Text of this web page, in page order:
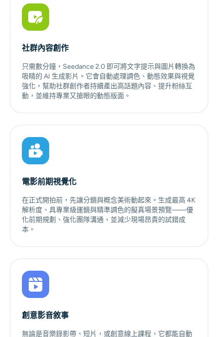
社群內容創作
只需數分鐘，Seedance 2.0 即可將文字提示與圖片轉換為
吸睛的 AI 生成影片。它會自動處理調色、動態效果與視覺
強化，幫助社群創作者持續產出高話題內容、提升粉絲互
動，並維持專業又搶眼的動態版面。
電影前期視覺化
在正式開拍前，先讓分鏡與概念美術動起來。生成最高 4K
解析度、具專業級運鏡與精準調色的擬真場景預覽——優
化前期規劃、強化團隊溝通，並減少現場昂貴的試錯成
本。
創意影音敘事
無論是音樂錄影帶、短片，或創意線上課程，它都能自動